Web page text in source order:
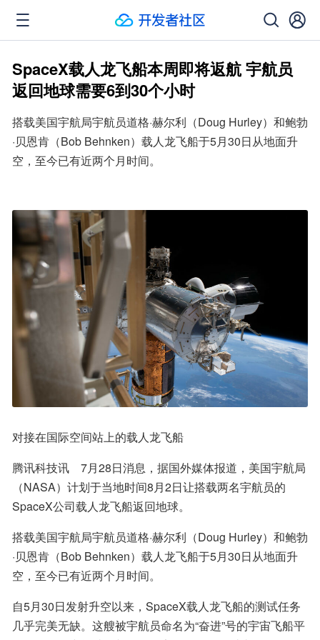
SpaceX载人龙飞船本周即将返航 宇航员
返回地球需要6到30个小时
搭载美国宇航局宇航员道格·赫尔利（Doug Hurley）和鲍勃
·贝恩肯（Bob Behnken）载人龙飞船于5月30日从地面升
空，至今已有近两个月时间。
对接在国际空间站上的载人龙飞船
腾讯科技讯    7月28日消息，据国外媒体报道，美国宇航局
（NASA）计划于当地时间8月2日让搭载两名宇航员的
SpaceX公司载人龙飞船返回地球。
搭载美国宇航局宇航员道格·赫尔利（Doug Hurley）和鲍勃
·贝恩肯（Bob Behnken）载人龙飞船于5月30日从地面升
空，至今已有近两个月时间。
自5月30日发射升空以来，SpaceX载人龙飞船的测试任务
几乎完美无缺。这艘被宇航员命名为“奋进”号的宇宙飞船平